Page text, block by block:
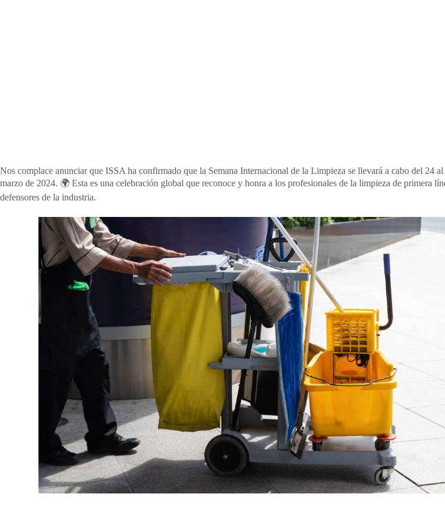
Nos complace anunciar que ISSA ha confirmado que la Semana Internacional de la Limpieza se llevará a cabo del 24
marzo de 2024. 🌍 Esta es una celebración global que reconoce y honra a los profesionales de la limpieza de primera
defensores de la industria.